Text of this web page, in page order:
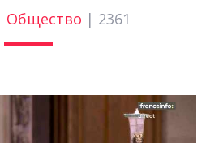
Общество | 2361